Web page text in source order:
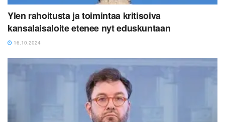
Ylen rahoitusta ja toimintaa kritisoiva
kansalaisaloite etenee nyt eduskuntaan
16.10.2024